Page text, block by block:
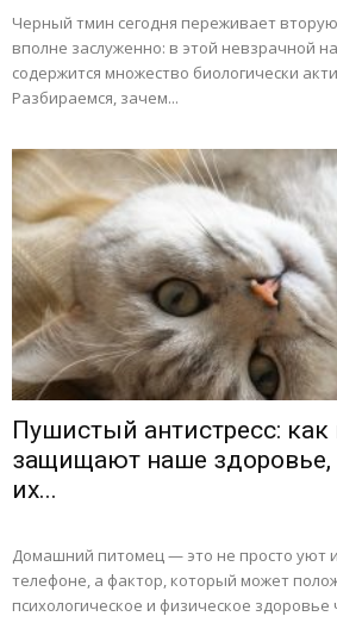
Черный тмин сегодня переживает
вполне заслуженно: в этой невзрачной
содержится множество биологически
Разбираемся, зачем...
Пушистый антистресс:
защищают наше здоровье,
их...
Домашний питомец — это не просто уют
телефоне, а фактор, который может
психологическое и физическое здоровье